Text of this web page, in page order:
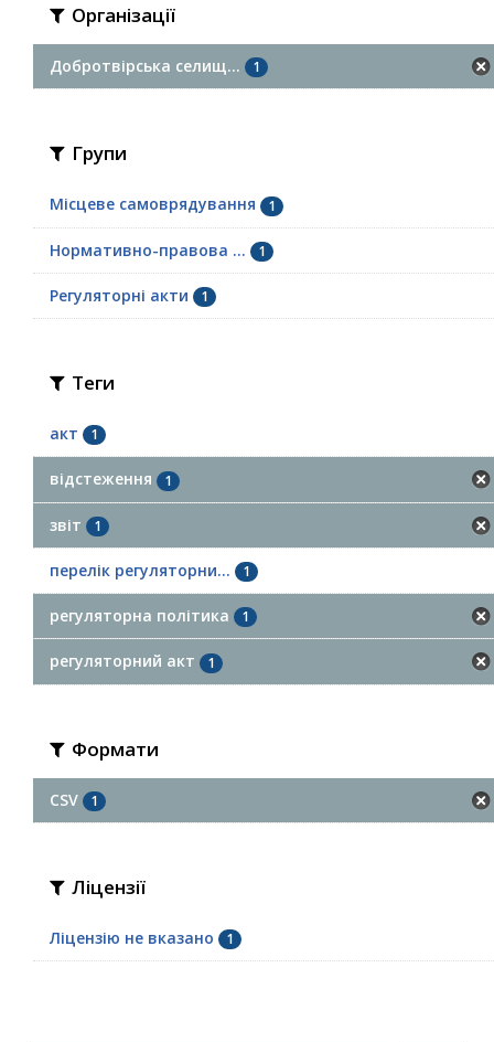
Організації
Добротвірська селищ... 1
Групи
Місцеве самоврядування 1
Нормативно-правова ... 1
Регуляторні акти 1
Теги
акт 1
відстеження 1
звіт 1
перелік регуляторни... 1
регуляторна політика 1
регуляторний акт 1
Формати
CSV 1
Ліцензії
Ліцензію не вказано 1